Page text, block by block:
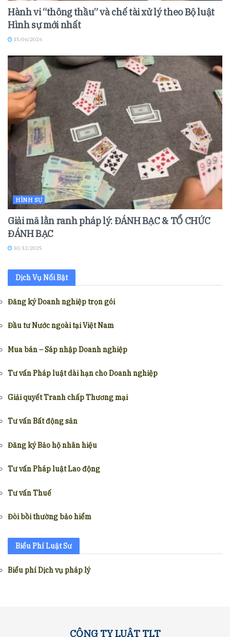
Hành vi “thông thầu” và chế tài xử lý theo Bộ luật
Hình sự mới nhất
15/06/2026
HÌNH SỰ
Giải mã lằn ranh pháp lý: ĐÁNH BẠC & TỔ CHỨC
ĐÁNH BẠC
10/12/2025
Dịch Vụ Nổi Bật
Đăng ký Doanh nghiệp trọn gói
Đầu tư Nước ngoài tại Việt Nam
Mua bán – Sáp nhập Doanh nghiệp
Tư vấn Pháp luật dài hạn cho Doanh nghiệp
Giải quyết Tranh chấp Thương mại
Tư vấn Bất động sản
Đăng ký Bảo hộ nhãn hiệu
Tư vấn Pháp luật Lao động
Tư vấn Thuế
Đòi bồi thường bảo hiểm
Biểu Phí Luật Sư
Biểu phí Dịch vụ pháp lý
CÔNG TY LUẬT TLT